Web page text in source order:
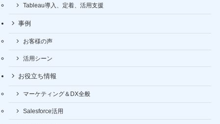
Tableau導入、定着、活用支援
事例
お客様の声
活用シーン
お役立ち情報
マーケティング＆DX全般
Salesforce活用